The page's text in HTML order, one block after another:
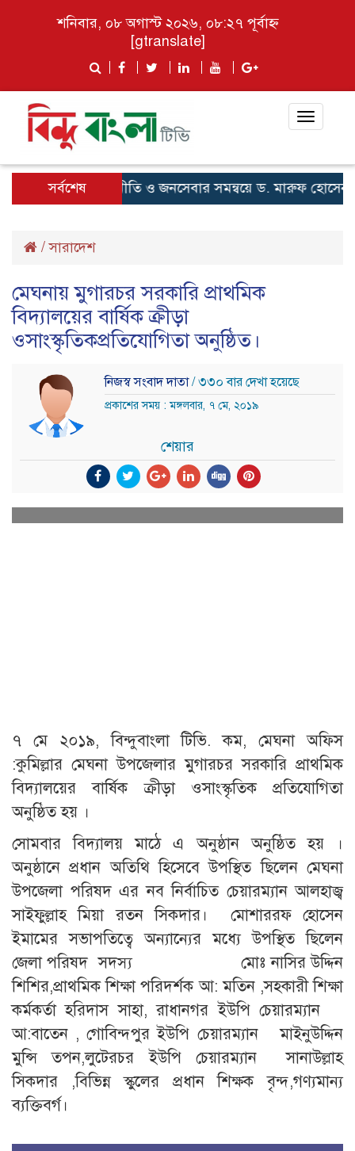
শনিবার, ০৮ অগাস্ট ২০২৬, ০৮:২৭ পূর্বাহ্ন
[gtranslate]
Toggle
সর্বশেষ
আইন, রাজনীতি ও জনসেবার সমন্বয়ে ড. মারুফ হোসেন
/সারাদেশ
মেঘনায় মুগারচর সরকারি প্রাথমিক
বিদ্যালয়ের বার্ষিক ক্রীড়া
ওসাংস্কৃতিকপ্রতিযোগিতা অনুষ্ঠিত।
নিজস্ব সংবাদ দাতা/ ৩৩০ বার দেখা হয়েছে
প্রকাশের সময় : মঙ্গলবার, ৭ মে, ২০১৯
শেয়ার
৭ মে ২০১৯, বিন্দুবাংলা টিভি. কম, মেঘনা অফিস
:কুমিল্লার মেঘনা উপজেলার মুগারচর সরকারি প্রাথমিক
বিদ্যালয়ের বার্ষিক ক্রীড়া ওসাংস্কৃতিক প্রতিযোগিতা
অনুষ্ঠিত হয় ।
সোমবার বিদ্যালয় মাঠে এ অনুষ্ঠান অনুষ্ঠিত হয় ।
অনুষ্ঠানে প্রধান অতিথি হিসেবে উপস্থিত ছিলেন মেঘনা
উপজেলা পরিষদ এর নব নির্বাচিত চেয়ারম্যান আলহাজ্ব
সাইফুল্লাহ মিয়া রতন সিকদার। মোশাররফ হোসেন
ইমামের সভাপতিত্বে অন্যান্যের মধ্যে উপস্থিত ছিলেন
জেলা পরিষদ সদস্য মোঃ নাসির উদ্দিন
শিশির,প্রাথমিক শিক্ষা পরিদর্শক আ: মতিন ,সহকারী শিক্ষা
কর্মকর্তা হরিদাস সাহা, রাধানগর ইউপি চেয়ারম্যান
আ:বাতেন , গোবিন্দপুর ইউপি চেয়ারম্যান মাইনুউদ্দিন
মুন্সি তপন,লুটেরচর ইউপি চেয়ারম্যান সানাউল্লাহ
সিকদার ,বিভিন্ন স্কুলের প্রধান শিক্ষক বৃন্দ,গণ্যমান্য
ব্যক্তিবর্গ।